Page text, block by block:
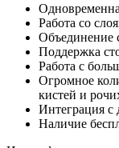
Работа со
Объединение
Поддержка
Работа с
Огромное
кистей и
Интеграция с
Наличие